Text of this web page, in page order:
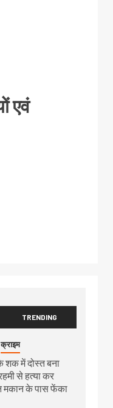
एवं
TRENDING
क्राइम
शक में दोस्त बना
से हत्या कर
मकान के पास फेंका